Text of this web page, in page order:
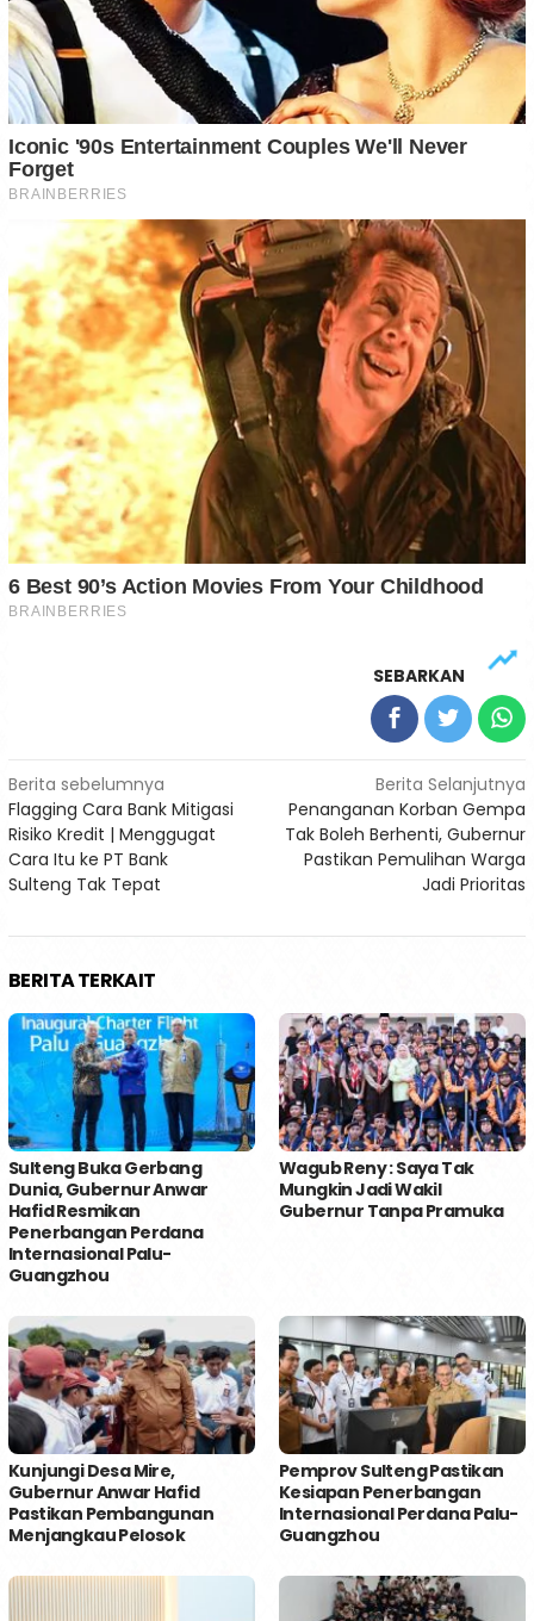
SEBARKAN
Navigasi
pos
Berita sebelumnya
Flagging Cara Bank Mitigasi
Risiko Kredit | Menggugat
Cara Itu ke PT Bank
Sulteng Tak Tepat
Berita Selanjutnya
Penanganan Korban Gempa
Tak Boleh Berhenti, Gubernur
Pastikan Pemulihan Warga
Jadi Prioritas
BERITA TERKAIT
Sulteng Buka Gerbang
Dunia, Gubernur Anwar
Hafid Resmikan
Penerbangan Perdana
Internasional Palu-
Guangzhou
Wagub Reny : Saya Tak
Mungkin Jadi Wakil
Gubernur Tanpa Pramuka
Kunjungi Desa Mire,
Gubernur Anwar Hafid
Pastikan Pembangunan
Menjangkau Pelosok
Pemprov Sulteng Pastikan
Kesiapan Penerbangan
Internasional Perdana Palu-
Guangzhou